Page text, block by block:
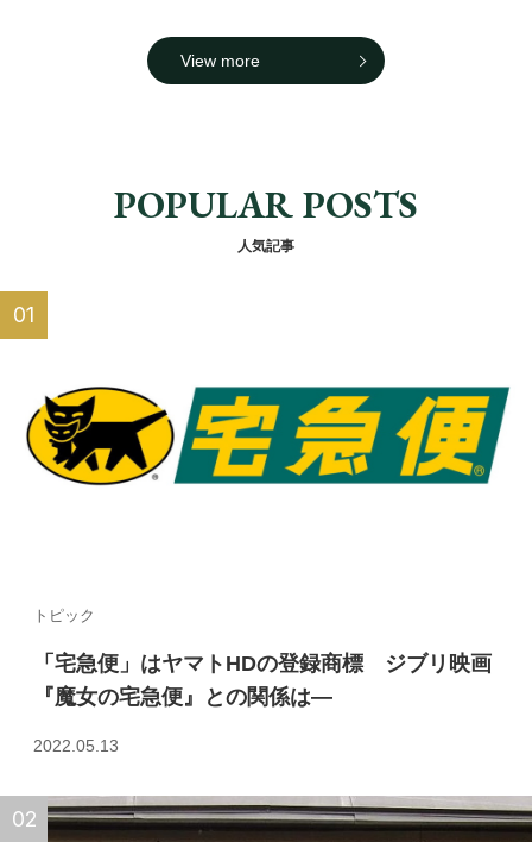
View more
POPULAR POSTS
人気記事
トピック
「宅急便」はヤマトHDの登録商標 ジブリ映画
『魔女の宅急便』との関係は—
2022.05.13